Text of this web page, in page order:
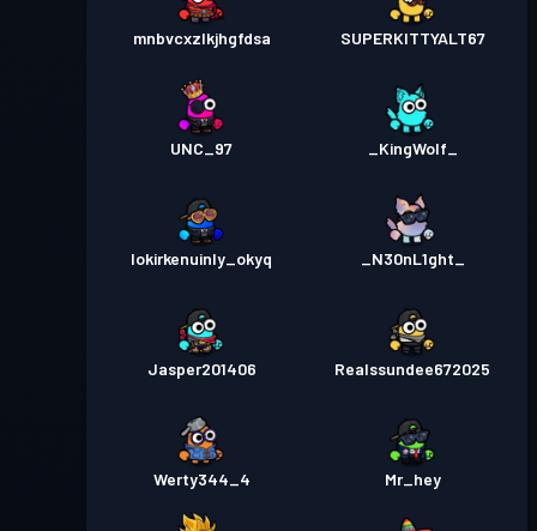
mnbvcxzlkjhgfdsa SUPERKITTYALT67
UNC_97 _KingWolf_
lokirkenuinly_okyq _N30nL1ght_
Jasper201406 Realssundee672025
Werty344_4 Mr_hey